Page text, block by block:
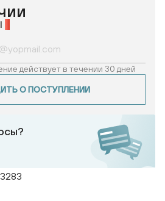
действует в течении 30 дней
О ПОСТУПЛЕНИИ